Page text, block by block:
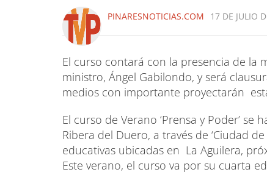
PINARESNOTICIAS.COM 17 DE JULIO
El curso contará con la presencia de la
ministro, Ángel Gabilondo, y será
medios con importante proyectarán
El curso de Verano ‘Prensa y Poder’
Ribera del Duero, a través de ‘Ciudad
educativas ubicadas en La Aguilera,
Este verano, el curso va por su cuarta